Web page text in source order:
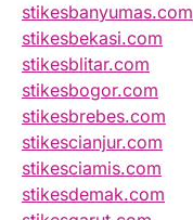
stikesbanyumas.com
stikesbekasi.com
stikesblitar.com
stikesbogor.com
stikesbrebes.com
stikescianjur.com
stikesciamis.com
stikesdemak.com